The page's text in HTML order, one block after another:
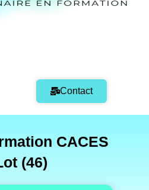
Contact
CACES
(46)